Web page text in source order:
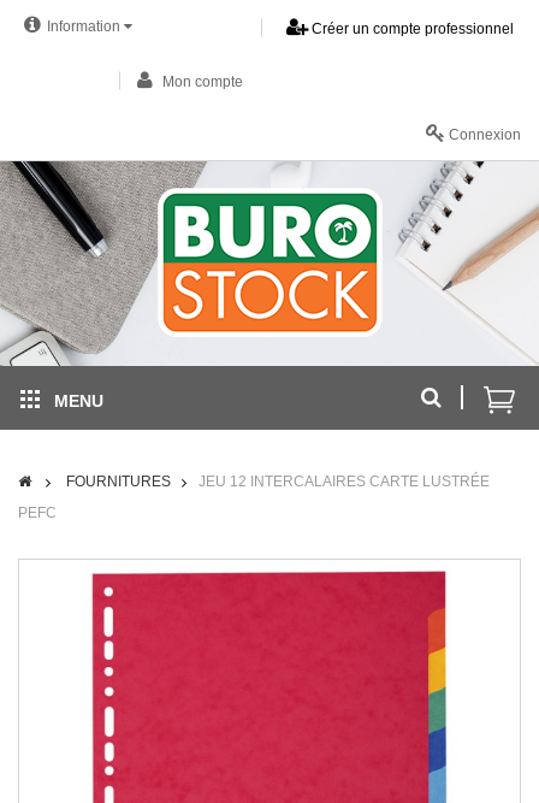
Information Créer un compte professionnel
Mon compte
Connexion
MENU
FOURNITURES
JEU 12 INTERCALAIRES CARTE LUSTRÉE
PEFC